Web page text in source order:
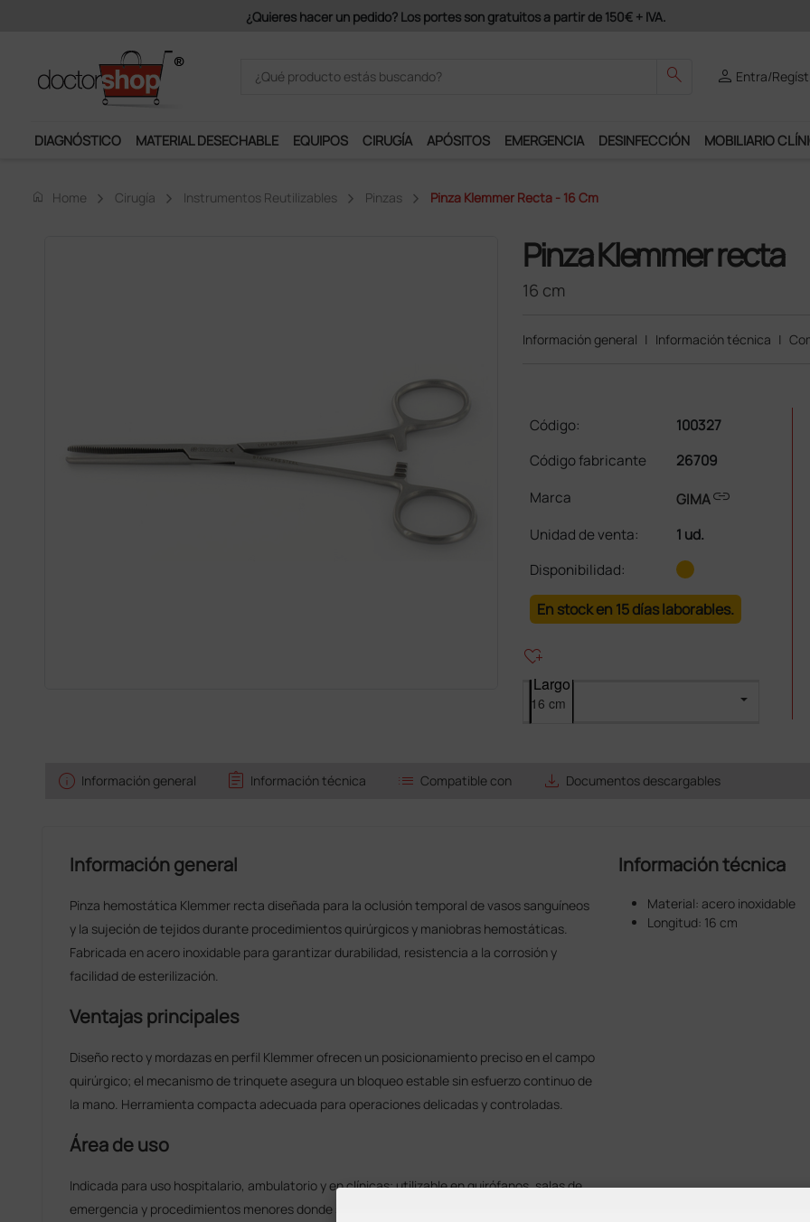
¿Quieres hacer un pedido? Los portes son gratuitos a partir de 150€ + IVA.
search person Entra/
DIAGNÓSTICO MATERIAL DESECHABLE EQUIPOS CIRUGÍA APÓSITOS EMERGENCIA DESINFECCIÓN MOBILIARIO
home Home Cirugía Instrumentos Reutilizables Pinzas Pinza Klemmer Recta - 16 Cm
Pinza Klemmer recta
16 cm
Información general | Información técnica |
Código:
100327
Código fabricante
26709
Marca
GIMAlink
Unidad de venta:
1 ud.
Disponibilidad:
En stock en 15 días laborables.
heart_plus
Largo
info Información general assignment Información técnica list Compatible con save_alt Documentos descargables
Información general
Pinza hemostática Klemmer recta diseñada para la oclusión temporal de vasos sanguíneos
y la sujeción de tejidos durante procedimientos quirúrgicos y maniobras hemostáticas.
Fabricada en acero inoxidable para garantizar durabilidad, resistencia a la corrosión y
facilidad de esterilización.
Ventajas principales
Diseño recto y mordazas en perfil Klemmer ofrecen un posicionamiento preciso en el campo
quirúrgico; el mecanismo de trinquete asegura un bloqueo estable sin esfuerzo continuo de
la mano. Herramienta compacta adecuada para operaciones delicadas y controladas.
Área de uso
Indicada para uso hospitalario, ambulatorio y en clínicas; utilizable en quirófanos, salas de
emergencia y procedimientos menores donde se requiera hemostasia temporal o sujeción
Información técnica
Material: acero inoxidable
Longitud: 16 cm